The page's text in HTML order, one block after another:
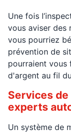
Une fois
vous aviser des
vous pourriez
prévention de
pourraient vous
d'argent au fil
Services
experts
Un système de